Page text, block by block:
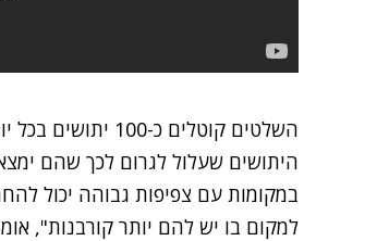
השלטים קוטלים
היתושים שעלול לגרום לכך שהם
במקומות עם צפיפות גבוהה יכול
למקום בו יש להם יותר קורבנות",